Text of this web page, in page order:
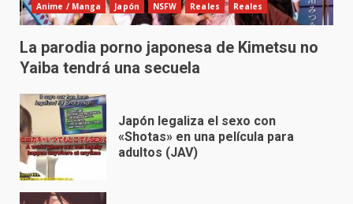
Anime / Manga Japón NSFW Reales Reales
La parodia porno japonesa de Kimetsu no
Yaiba tendrá una secuela
Japón legaliza el sexo con
«Shotas» en una película para
adultos (JAV)